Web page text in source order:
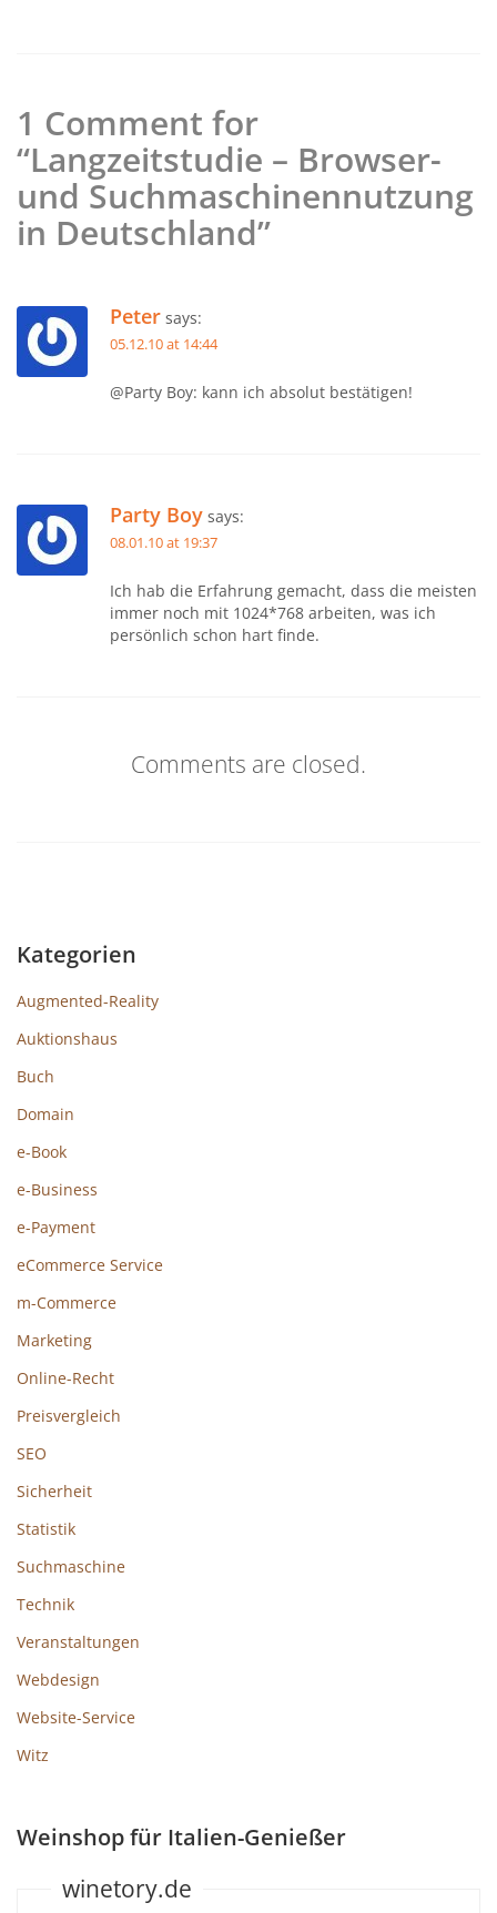
1 Comment for
“Langzeitstudie – Browser-
und Suchmaschinennutzung
in Deutschland”
Peter says:
05.12.10 at 14:44
@Party Boy: kann ich absolut bestätigen!
Party Boy says:
08.01.10 at 19:37
Ich hab die Erfahrung gemacht, dass die meisten
immer noch mit 1024*768 arbeiten, was ich
persönlich schon hart finde.
Comments are closed.
Kategorien
Augmented-Reality
Auktionshaus
Buch
Domain
e-Book
e-Business
e-Payment
eCommerce Service
m-Commerce
Marketing
Online-Recht
Preisvergleich
SEO
Sicherheit
Statistik
Suchmaschine
Technik
Veranstaltungen
Webdesign
Website-Service
Witz
Weinshop für Italien-Genießer
winetory.de